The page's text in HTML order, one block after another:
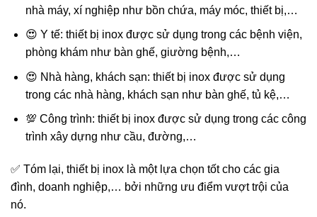
nhà máy, xí nghiệp như bồn chứa, máy móc, thiết bị,…
😍 Y tế: thiết bị inox được sử dụng trong các bệnh viện,
phòng khám như bàn ghế, giường bệnh,…
😍 Nhà hàng, khách sạn: thiết bị inox được sử dụng
trong các nhà hàng, khách sạn như bàn ghế, tủ kệ,…
💯 Công trình: thiết bị inox được sử dụng trong các công
trình xây dựng như cầu, đường,…
✅ Tóm lại, thiết bị inox là một lựa chọn tốt cho các gia
đình, doanh nghiệp,… bởi những ưu điểm vượt trội của
nó.